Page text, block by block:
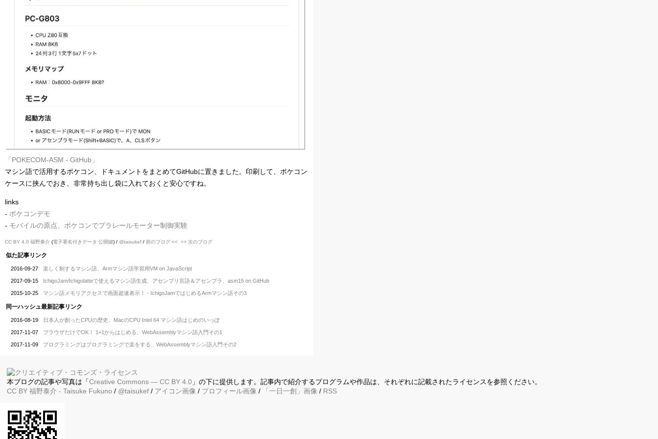
「POKECOM-ASM - GitHub」
マシン語で活用するポケコン、ドキュメントをまとめてGitHubに置きました。印刷して、ポケコン
ケースに挟んでおき、非常持ち出し袋に入れておくと安心ですね。
links
- ポケコンデモ
- モバイルの原点、ポケコンでプラレールモーター制御実験
CC BY 4.0 福野泰介 (電子署名付きデータ 公開鍵) / @taisukef / 前のブログ << >> 次のブログ
似た記事リンク
2016-09-27 楽しく制するマシン語、Armマシン語学習用VM on JavaScript
2017-09-15 IchigoJam/Ichigolatteで使えるマシン語生成、アセンブリ言語＆アセンブラ、asm15 on GitHub
2015-10-25 マシン語メモリアクセスで画面超速表示！ - IchigoJamではじめるArmマシン語その3
同一ハッシュ最新記事リンク
2016-08-19 日本人が創ったCPUの歴史、MacのCPU Intel 64 マシン語はじめのいっぽ
2017-11-07 ブラウザだけでOK！ 1+1からはじめる、WebAssemblyマシン語入門その1
2017-11-09 プログラミングはプログラミングで楽をする、WebAssemblyマシン語入門その2
本ブログの記事や写真は「Creative Commons — CC BY 4.0 」の下に提供します。記事内で紹介するプログラムや作品は、それぞれに記載されたライセンスを参照ください。
CC BY 福野泰介 - Taisuke Fukuno / @taisukef / アイコン画像 / プロフィール画像 / 「一日一創」画像 / RSS